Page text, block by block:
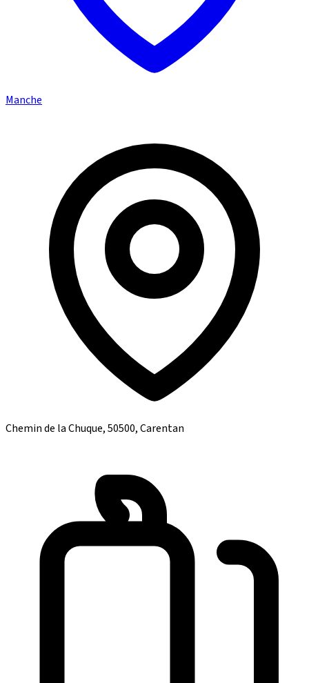
Manche
Chemin de la Chuque, 50500, Carentan